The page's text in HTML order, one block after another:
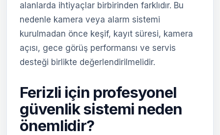
alanlarda ihtiyaçlar birbirinden farklıdır. Bu
nedenle kamera veya alarm sistemi
kurulmadan önce keşif, kayıt süresi, kamera
açısı, gece görüş performansı ve servis
desteği birlikte değerlendirilmelidir.
Ferizli için profesyonel
güvenlik sistemi neden
önemlidir?